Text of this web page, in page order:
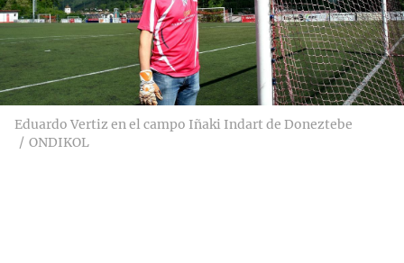
Eduardo Vertiz en el campo Iñaki Indart de Doneztebe
ONDIKOL